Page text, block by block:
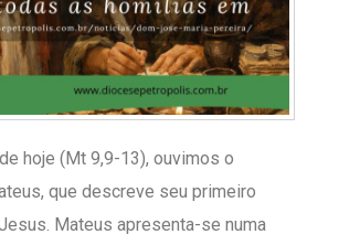
hoje (Mt 9,9-13), ouvimos o
que descreve seu primeiro
Mateus apresenta-se numa